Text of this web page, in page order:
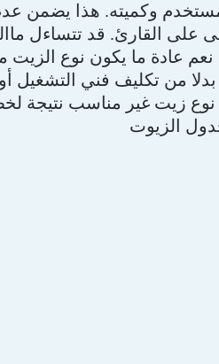
وكميته. هذا يضمن
على القارئ. قد تتساءل
عادة ما يكون نوع
من تكليف فني التشغيل
زيت غير مناسب نتيجة
الزيوت